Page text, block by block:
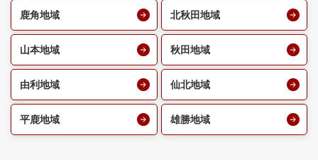
鹿角地域 北秋田地域
山本地域 秋田地域
由利地域 仙北地域
平鹿地域 雄勝地域